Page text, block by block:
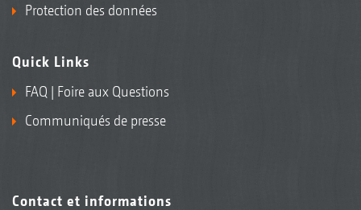
Protection des données
Quick Links
FAQ | Foire aux Questions
Communiqués de presse
Contact et informations